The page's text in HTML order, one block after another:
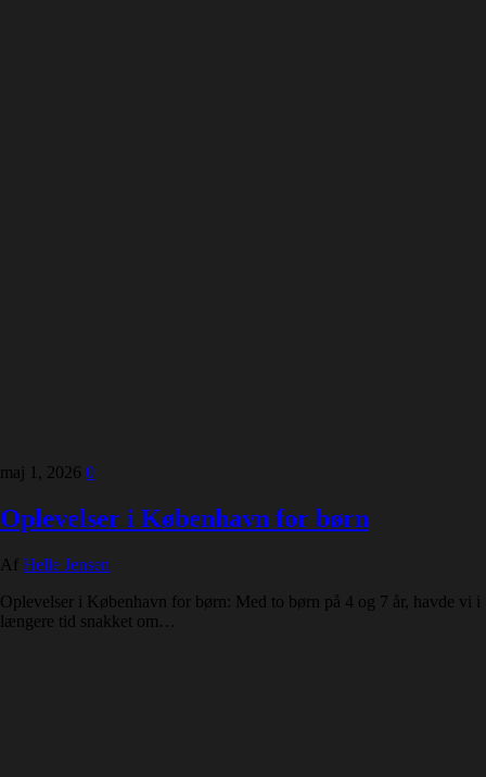
maj 1, 2026 0
Oplevelser i København for børn
Af Helle Jensen
Oplevelser i København for børn: Med to børn på 4 og 7 år, havde vi i
længere tid snakket om…